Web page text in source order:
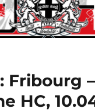
Fribourg –
HC,